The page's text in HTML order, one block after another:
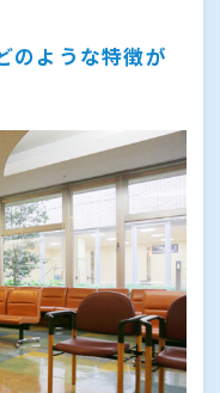
のような特徴が